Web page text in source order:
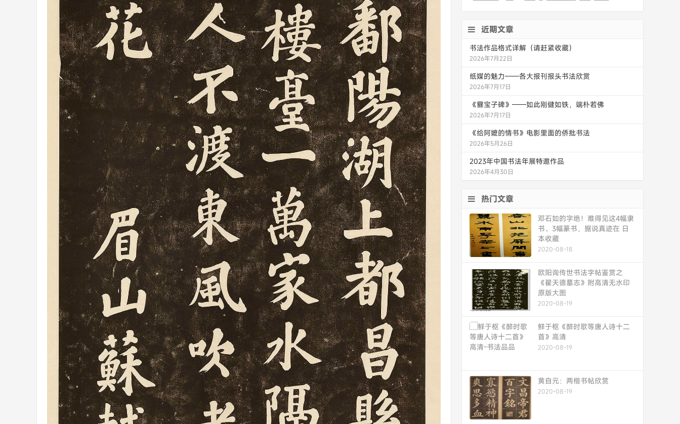
近期文章
书法作品格式详解（请赶紧收藏）
2026年7月22日
纸媒的魅力——各大报刊报头书法欣赏
2026年7月17日
《爨宝子碑》——如此刚健如铁，端朴若佛
2026年7月17日
《给阿嬷的情书》电影里面的侨批书法
2026年5月26日
2023年中国书法年展特邀作品
2026年4月30日
热门文章
邓石如的字绝！难得见这4幅隶
书、3幅篆书，据说真迹在 日
本收藏
2020-08-18
欧阳询传世书法字帖鉴赏之
《翟天德墓志》附高清无水印
原版大图
2020-08-19
鲜于枢《醉时歌等唐人诗十二
首》高清
2020-08-19
黄自元：两楷书帖欣赏
2020-08-19